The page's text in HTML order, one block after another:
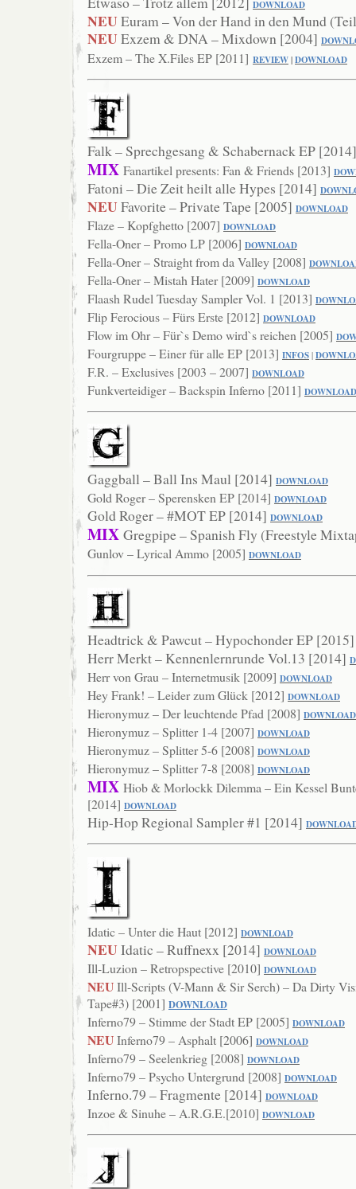
DOWNLOAD
NEUEuram – Von der Hand in den Mund
NEUExzem & DNA – Mixdown [2004]
Exzem – The X.Files EP [2011] REVIEW|DOWNLOAD
Falk – Sprechgesang & Schabernack EP
MIX Fanartikel presents: Fan & Friends [2013]
Fatoni – Die Zeit heilt alle Hypes [2014]
NEUFavorite – Private Tape [2005] DOWNLOAD
Flaze – Kopfghetto [2007] DOWNLOAD
Fella-Oner – Promo LP [2006] DOWNLOAD
Fella-Oner – Straight from da Valley [2008]
Fella-Oner – Mistah Hater [2009] DOWNLOAD
Flaash Rudel Tuesday Sampler Vol. 1 [2013] DOWN
Flip Ferocious – Fürs Erste [2012] DOWNLOAD
Flow im Ohr – Für`s Demo wird`s reichen [2005]
Fourgruppe – Einer für alle EP [2013] INFOS |
F.R. – Exclusives [2003 – 2007] DOWNLOAD
Funkverteidiger – Backspin Inferno [2011] DOWNLOAD
Gaggball – Ball Ins Maul [2014] DOWNLOAD
Gold Roger – Sperensken EP [2014] DOWNLOAD
Gold Roger – #MOT EP [2014] DOWNLOAD
MIX Gregpipe – Spanish Fly (Freestyle
Gunlov – Lyrical Ammo [2005] DOWNLOAD
Headtrick & Pawcut – Hypochonder EP
Herr Merkt – Kennenlernrunde Vol.13 [2014]
Herr von Grau – Internetmusik [2009] DOWNLOAD
Hey Frank! – Leider zum Glück [2012] DOWNLOAD
Hieronymuz – Der leuchtende Pfad [2008] DOWNLOAD
Hieronymuz – Splitter 1-4 [2007] DOWNLOAD
Hieronymuz – Splitter 5-6 [2008] DOWNLOAD
Hieronymuz – Splitter 7-8 [2008] DOWNLOAD
MIX Hiob & Morlockk Dilemma – Ein Kessel
[2014] DOWNLOAD
Hip-Hop Regional Sampler #1 [2014]
Idatic – Unter die Haut [2012] DOWNLOAD
NEUIdatic – Ruffnexx [2014] DOWNLOAD
Ill-Luzion – Retropspective [2010] DOWNLOAD
NEUIll-Scripts (V-Mann & Sir Serch) – Da Dirty
Tape#3) [2001] DOWNLOAD
Inferno79 – Stimme der Stadt EP [2005] DOWNLOAD
NEUInferno79 – Asphalt [2006] DOWNLOAD
Inferno79 – Seelenkrieg [2008] DOWNLOAD
Inferno79 – Psycho Untergrund [2008] DOWNLOAD
Inferno.79 – Fragmente [2014] DOWNLOAD
Inzoe & Sinuhe – A.R.G.E.[2010] DOWNLOAD